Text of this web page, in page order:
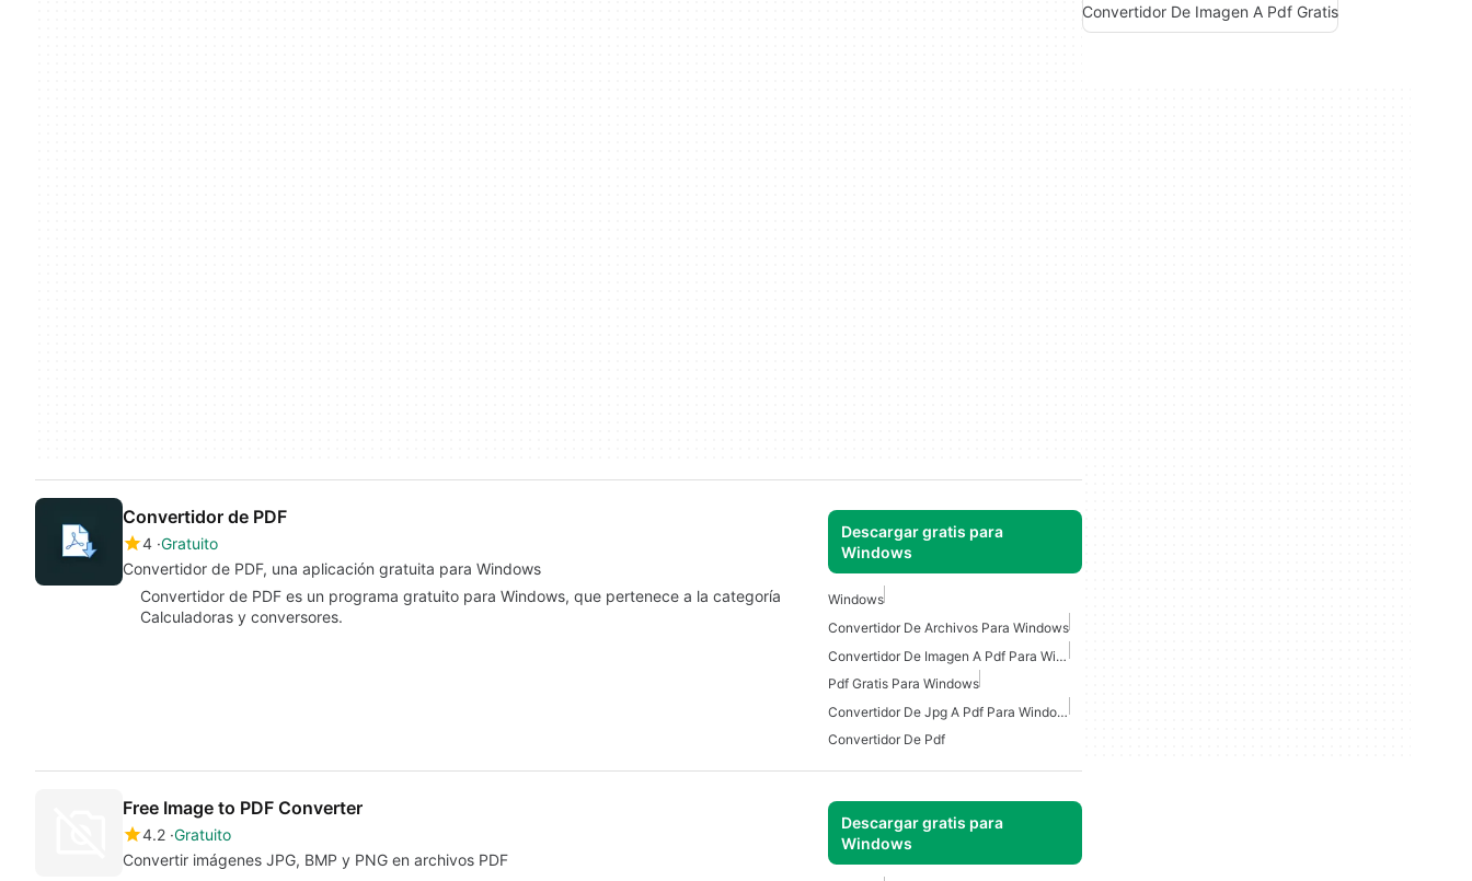
Convertidor de PDF
4 Gratuito
Convertidor de PDF, una aplicación gratuita para Windows
Descargar gratis para
Windows
Convertidor de PDF es un programa gratuito para Windows, que pertenece a la categoría
Calculadoras y conversores.
Windows
Convertidor De Archivos Para Windows
Convertidor De Imagen A Pdf Para Windows
Pdf Gratis Para Windows
Convertidor De Jpg A Pdf Para Windows
Convertidor De Pdf
Free Image to PDF Converter
4.2 Gratuito
Convertir imágenes JPG, BMP y PNG en archivos PDF
Descargar gratis para
Windows
Convertidor De Imagen A Pdf Gratis